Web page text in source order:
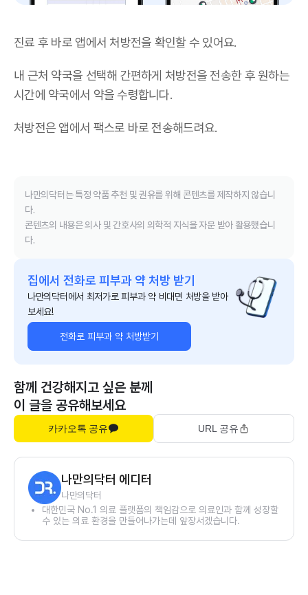
진료 후 바로 앱에서 처방전을 확인할 수 있어요.
내 근처 약국을 선택해 간편하게 처방전을 전송한 후 원하는
시간에 약국에서 약을 수령합니다.
처방전은 앱에서 팩스로 바로 전송해드려요.
나만의닥터는 특정 약품 추천 및 권유를 위해 콘텐츠를 제작하지 않습니
다.
콘텐츠의 내용은 의사 및 간호사의 의학적 지식을 자문 받아 활용했습니
다.
집에서 전화로 피부과 약 처방 받기
나만의닥터에서 최저가로 피부과 약 비대면 처방을 받아
보세요!
전화로 피부과 약 처방받기
함께 건강해지고 싶은 분께
이 글을 공유해보세요
카카오톡 공유 URL 공유
나만의닥터 에디터
나만의닥터
대한민국 No.1 의료 플랫폼의 책임감으로 의료인과 함께 성장할
수 있는 의료 환경을 만들어나가는데 앞장서겠습니다.